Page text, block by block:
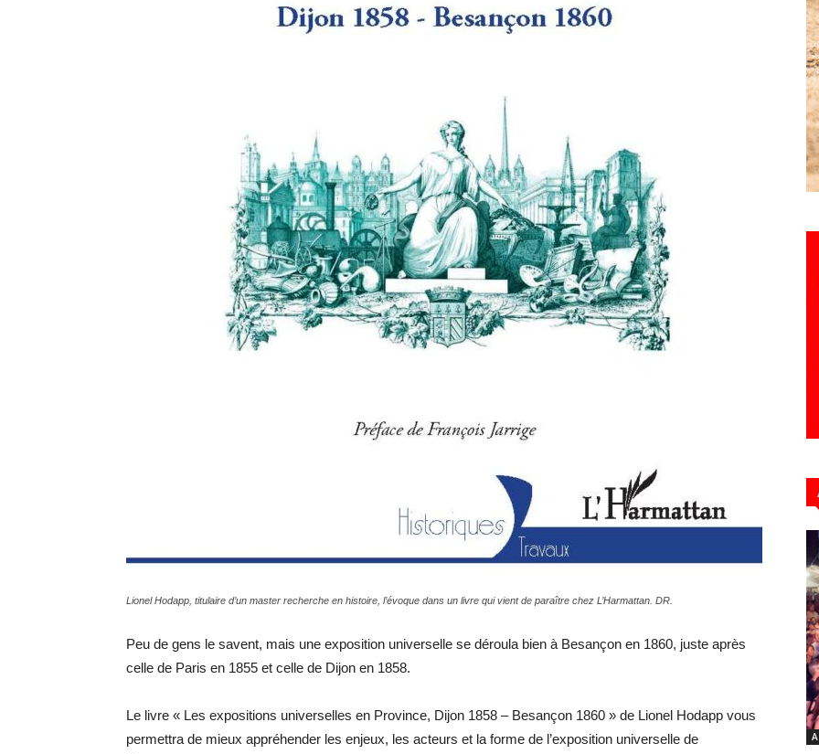
Lionel Hodapp, titulaire d’un master recherche en histoire, l’évoque dans un livre qui vient de paraître chez L’Harmattan. DR.
Peu de gens le savent, mais une exposition universelle se déroula bien à Besançon en 1860, juste après
celle de Paris en 1855 et celle de Dijon en 1858.
Le livre « Les expositions universelles en Province, Dijon 1858 – Besançon 1860 » de Lionel Hodapp vous
permettra de mieux appréhender les enjeux, les acteurs et la forme de l’exposition universelle de